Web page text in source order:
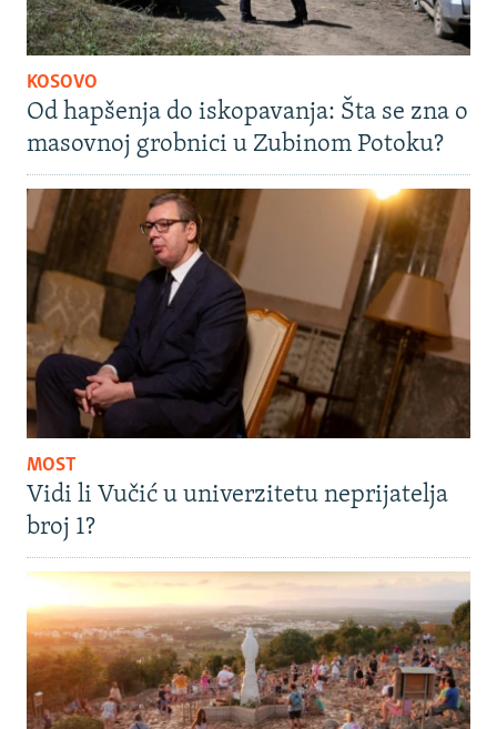
KOSOVO
Od hapšenja do iskopavanja: Šta se zna o
masovnoj grobnici u Zubinom Potoku?
MOST
Vidi li Vučić u univerzitetu neprijatelja
broj 1?